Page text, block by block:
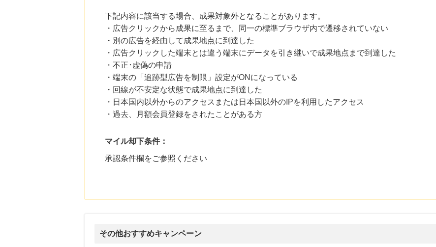
下記内容に該当する場合、成果対象外となることがあります。
・広告クリックから成果に至るまで、同一の標準ブラウザ内で遷移されていない
・別の広告を経由して成果地点に到達した
・広告クリックした端末とは違う端末にデータを引き継いで成果地点まで到達した
・不正･虚偽の申請
・端末の「追跡型広告を制限」設定がONになっている
・回線が不安定な状態で成果地点に到達した
・日本国内以外からのアクセスまたは日本国以外のIPを利用したアクセス
・過去、月額会員登録をされたことがある方
マイル却下条件：
承認条件欄をご参照ください
その他おすすめキャンペーン